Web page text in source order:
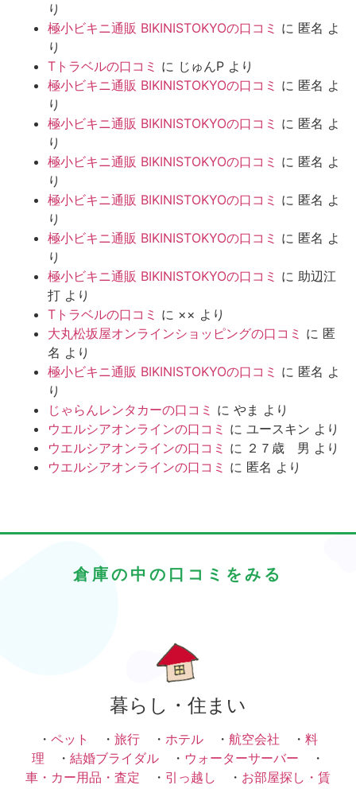
り
極小ビキニ通販 BIKINISTOKYOの口コミ に 匿名 よ
り
Tトラベルの口コミ に じゅんP より
極小ビキニ通販 BIKINISTOKYOの口コミ に 匿名 よ
り
極小ビキニ通販 BIKINISTOKYOの口コミ に 匿名 よ
り
極小ビキニ通販 BIKINISTOKYOの口コミ に 匿名 よ
り
極小ビキニ通販 BIKINISTOKYOの口コミ に 匿名 よ
り
極小ビキニ通販 BIKINISTOKYOの口コミ に 匿名 よ
り
極小ビキニ通販 BIKINISTOKYOの口コミ に 助辺江
打 より
Tトラベルの口コミ に ×× より
大丸松坂屋オンラインショッピングの口コミ に 匿
名 より
極小ビキニ通販 BIKINISTOKYOの口コミ に 匿名 よ
り
じゃらんレンタカーの口コミ に やま より
ウエルシアオンラインの口コミ に ユースキン より
ウエルシアオンラインの口コミ に ２７歳 男 より
ウエルシアオンラインの口コミ に 匿名 より
倉庫の中の口コミをみる
暮らし・住まい
・ ペット ・ 旅行 ・ ホテル ・ 航空会社 ・ 料
理 ・ 結婚ブライダル ・ ウォーターサーバー ・
車・カー用品・査定 ・ 引っ越し ・ お部屋探し・賃